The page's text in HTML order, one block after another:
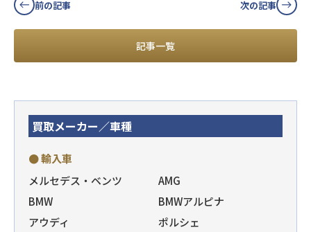
前の記事
記事一覧
次の記事
買取メーカー／車種
● 輸入車
メルセデス・ベンツ
AMG
BMW
BMWアルピナ
アウディ
ポルシェ